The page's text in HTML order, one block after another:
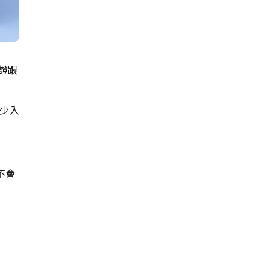
跟
入
會